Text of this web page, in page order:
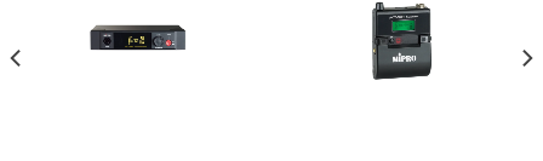
音頭模組可安裝於左右兩側固定座，並可調整長度、方